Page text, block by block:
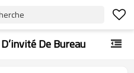
De Bureau